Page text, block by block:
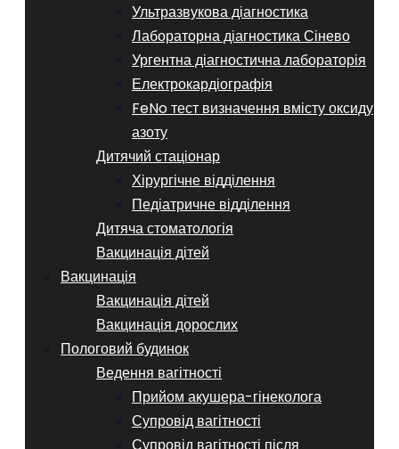
Ультразвукова діагностика
Лабораторна діагностика Сінево
Ургентна діагностична лабораторія
Електрокардіографія
FeNo тест визначення вмісту оксиду
азоту
Дитячий стаціонар
Хірургічне відділення
Педіатричне відділення
Дитяча стоматологія
Вакцинація дітей
Вакцинація
Вакцинація дітей
Вакцинація дорослих
Пологовий будинок
Ведення вагітності
Прийом акушера-гінеколога
Супровід вагітності